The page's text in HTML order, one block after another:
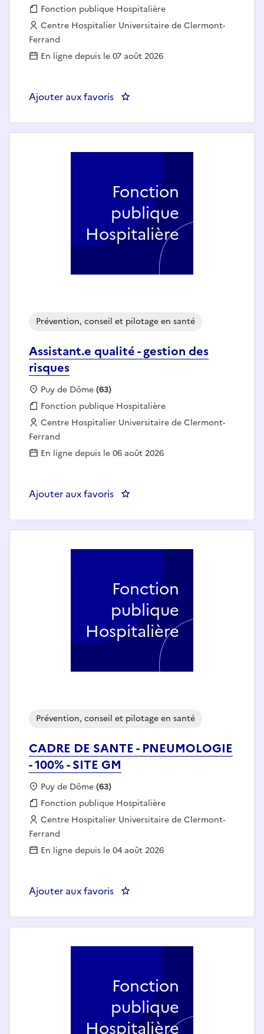
Fonction publique :
Fonction publique Hospitalière
Employeur :
Centre Hospitalier Universitaire de Clermont-
Ferrand
En ligne depuis le 07 août 2026
Ajouter aux favoris : CADRE DE SANTE - IMAGERIE
Assistant.e qualité - gestion des
risques
Prévention, conseil et pilotage en santé
Localisation :
Puy de Dôme(63)
Fonction publique :
Fonction publique Hospitalière
Employeur :
Centre Hospitalier Universitaire de Clermont-
Ferrand
En ligne depuis le 06 août 2026
Ajouter aux favoris : Assistant.e qualité - gestion
Fonction
publique
Hospitalière
CADRE DE SANTE - PNEUMOLOGIE
- 100% - SITE GM
Prévention, conseil et pilotage en santé
Localisation :
Puy de Dôme(63)
Fonction publique :
Fonction publique Hospitalière
Employeur :
Centre Hospitalier Universitaire de Clermont-
Ferrand
En ligne depuis le 04 août 2026
Ajouter aux favoris : CADRE DE SANTE -
Fonction
publique
Hospitalière
Fonction
publique
Hospitalière